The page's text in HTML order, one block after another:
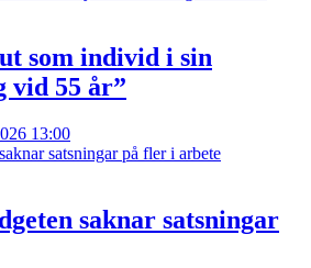
som individ i sin
vid 55 år”
13:00
saknar satsningar